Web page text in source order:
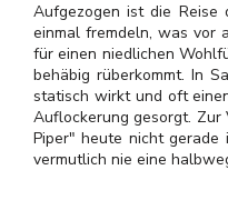
Aufgezogen ist die Reise
einmal fremdeln, was vor
für einen niedlichen
behäbig rüberkommt. In
statisch wirkt und oft
Auflockerung gesorgt. Zur
Piper" heute nicht
vermutlich nie eine